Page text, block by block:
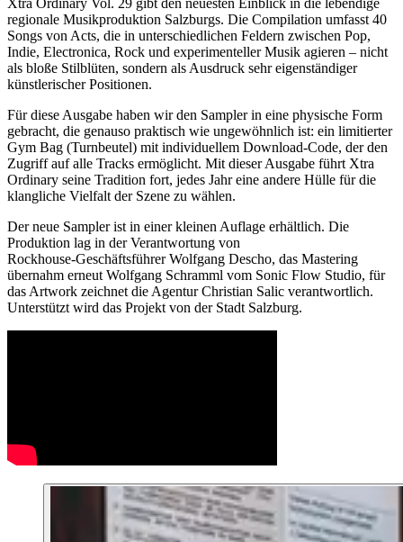
regionale Musikproduktion Salzburgs. Die Compilation umfasst 40
Songs von Acts, die in unterschiedlichen Feldern zwischen Pop,
Indie, Electronica, Rock und experimenteller Musik agieren – nicht
als bloße Stilblüten, sondern als Ausdruck sehr eigenständiger
künstlerischer Positionen.
Für diese Ausgabe haben wir den Sampler in eine physische Form
gebracht, die genauso praktisch wie ungewöhnlich ist: ein limitierter
Gym Bag (Turnbeutel) mit individuellem Download‑Code, der den
Zugriff auf alle Tracks ermöglicht. Mit dieser Ausgabe führt Xtra
Ordinary seine Tradition fort, jedes Jahr eine andere Hülle für die
klangliche Vielfalt der Szene zu wählen.
Der neue Sampler ist in einer kleinen Auflage erhältlich. Die
Produktion lag in der Verantwortung von
Rockhouse‑Geschäftsführer Wolfgang Descho, das Mastering
übernahm erneut Wolfgang Schramml vom Sonic Flow Studio, für
das Artwork zeichnet die Agentur Christian Salic verantwortlich.
Unterstützt wird das Projekt von der Stadt Salzburg.